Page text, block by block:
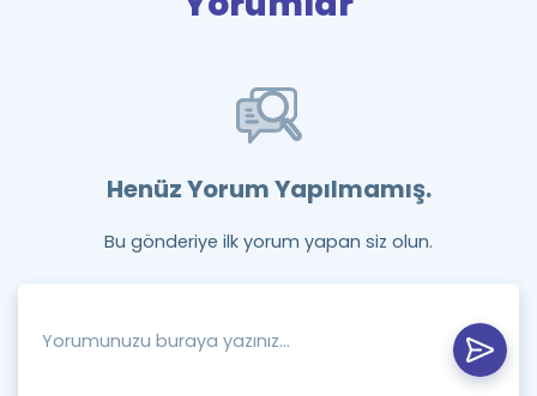
Henüz Yorum Yapılmamış.
Bu gönderiye ilk yorum yapan siz olun.